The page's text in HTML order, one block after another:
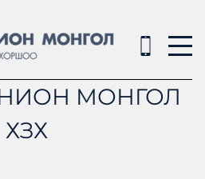
МОНГОЛ
ХЗХ